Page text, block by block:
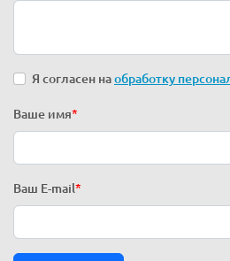
Я согласен наобработку
Ваше имя*
Ваш E-mail *